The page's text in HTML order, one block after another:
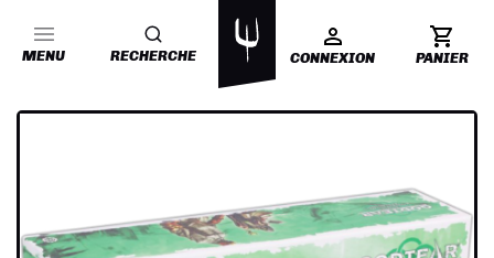
MENU RECHERCHE CONNEXION PANIER